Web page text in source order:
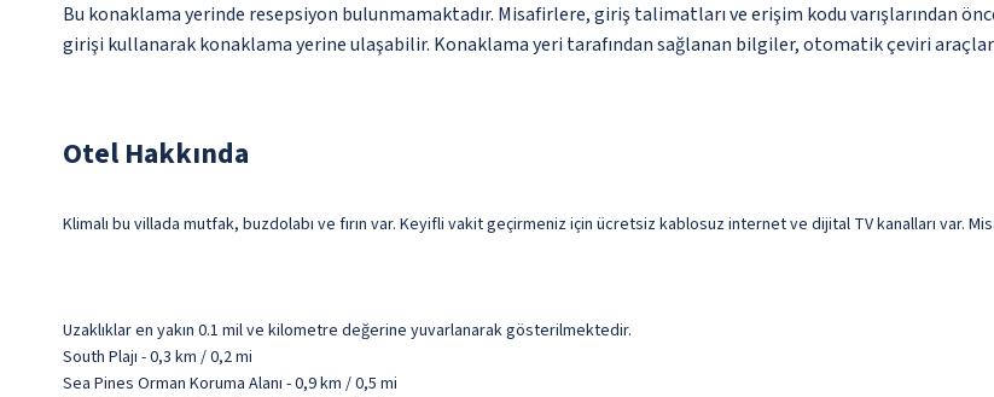
Bu konaklama yerinde resepsiyon bulunmamaktadır. Misafirlere, giriş talimatları ve erişim kodu varışlarından
girişi kullanarak konaklama yerine ulaşabilir. Konaklama yeri tarafından sağlanan bilgiler, otomatik çeviri
Otel Hakkında
Klimalı bu villada mutfak, buzdolabı ve fırın var. Keyifli vakit geçirmeniz için ücretsiz kablosuz internet ve dijital TV kanalları var.
Uzaklıklar en yakın 0.1 mil ve kilometre değerine yuvarlanarak gösterilmektedir.
South Plajı - 0,3 km / 0,2 mi
Sea Pines Orman Koruma Alanı - 0,9 km / 0,5 mi